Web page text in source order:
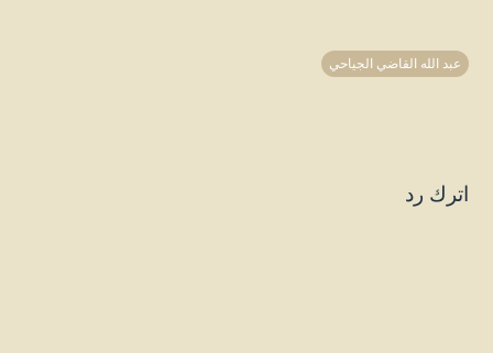
عبد الله القاضي الجياحي
اترك رد